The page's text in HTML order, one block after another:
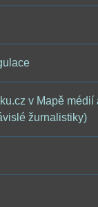
v Mapě médií
žurnalistiky)